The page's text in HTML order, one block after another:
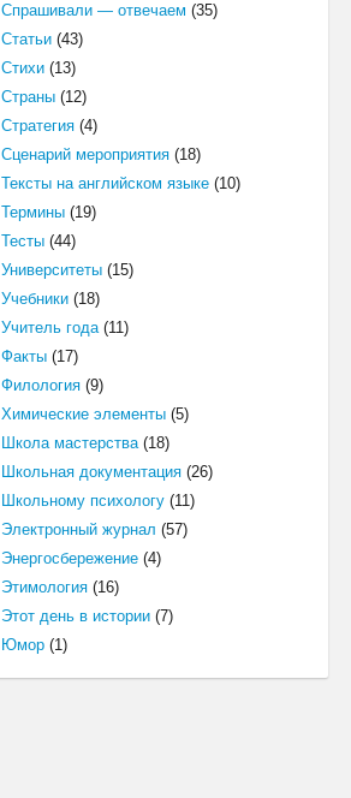
Спрашивали — отвечаем (35)
Статьи(43)
Стихи(13)
Страны(12)
Стратегия(4)
Сценарий мероприятия(18)
Тексты на английском языке(10)
Термины(19)
Тесты(44)
Университеты(15)
Учебники(18)
Учитель года(11)
Факты(17)
Филология(9)
Химические элементы(5)
Школа мастерства(18)
Школьная документация(26)
Школьному психологу(11)
Электронный журнал (57)
Энергосбережение(4)
Этимология(16)
Этот день в истории(7)
Юмор(1)